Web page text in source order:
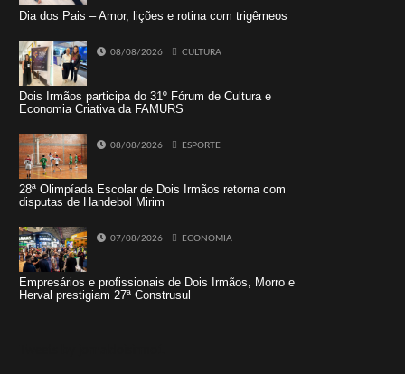
Dia dos Pais – Amor, lições e rotina com trigêmeos
08/08/2026 CULTURA
Dois Irmãos participa do 31º Fórum de Cultura e
Economia Criativa da FAMURS
08/08/2026 ESPORTE
28ª Olimpíada Escolar de Dois Irmãos retorna com
disputas de Handebol Mirim
07/08/2026 ECONOMIA
Empresários e profissionais de Dois Irmãos, Morro e
Herval prestigiam 27ª Construsul